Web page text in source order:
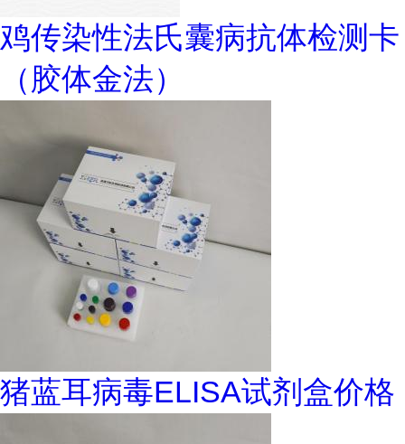
鸡传染性法氏囊病抗体检测卡
（胶体金法）
猪蓝耳病毒ELISA试剂盒价格